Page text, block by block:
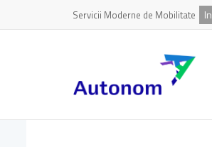
Servicii Moderne de Mobilitate